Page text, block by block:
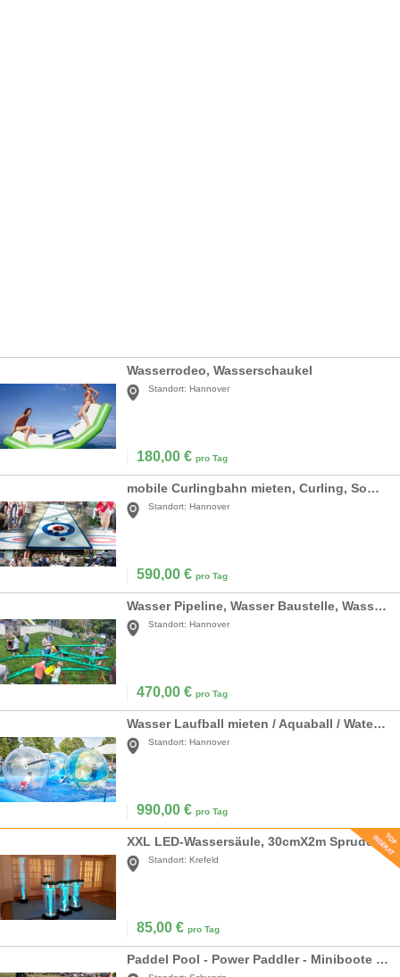
Wasserrodeo, Wasserschaukel
Standort: Hannover
180,00 € pro Tag
mobile Curlingbahn mieten, Curling, Sommer-Curling
Standort: Hannover
590,00 € pro Tag
Wasser Pipeline, Wasser Baustelle, Wasserbahn
Standort: Hannover
470,00 € pro Tag
Wasser Laufball mieten / Aquaball / Water Walking Ball
Standort: Hannover
990,00 € pro Tag
XXL LED-Wassersäule, 30cmX2m Sprudelsäule, Wassersäulen, Blubbersäulen
Standort: Krefeld
85,00 € pro Tag
Paddel Pool - Power Paddler - Miniboote mieten